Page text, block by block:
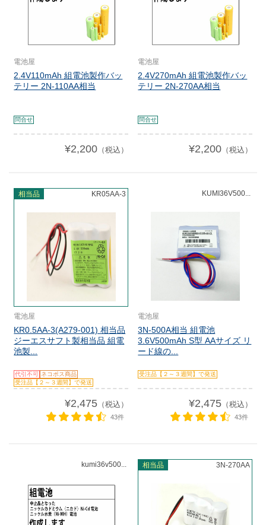
電池屋
2.4V110mAh 組電池製作バッ
テリー 2N-110AA相当
問合せ
¥2,200（税込）
電池屋
2.4V270mAh 組電池製作バッ
テリー 2N-270AA相当
問合せ
¥2,200（税込）
相当品 KR05AA-3
電池屋
KR0.5AA-3(A279-001) 相当品
ジーエスサフト製相当品 組電
池製...
代引不可 ネコポス商品
受注品【２～３週間】で発送
¥2,475（税込）
43件
KUMI36V500...
電池屋
3N-500A相当 組電池
3.6V500mAh S型 AAサイズ リ
ード線の...
受注品【２～３週間】で発送
¥2,475（税込）
43件
kumi36v500... 相当品 3N-270AA